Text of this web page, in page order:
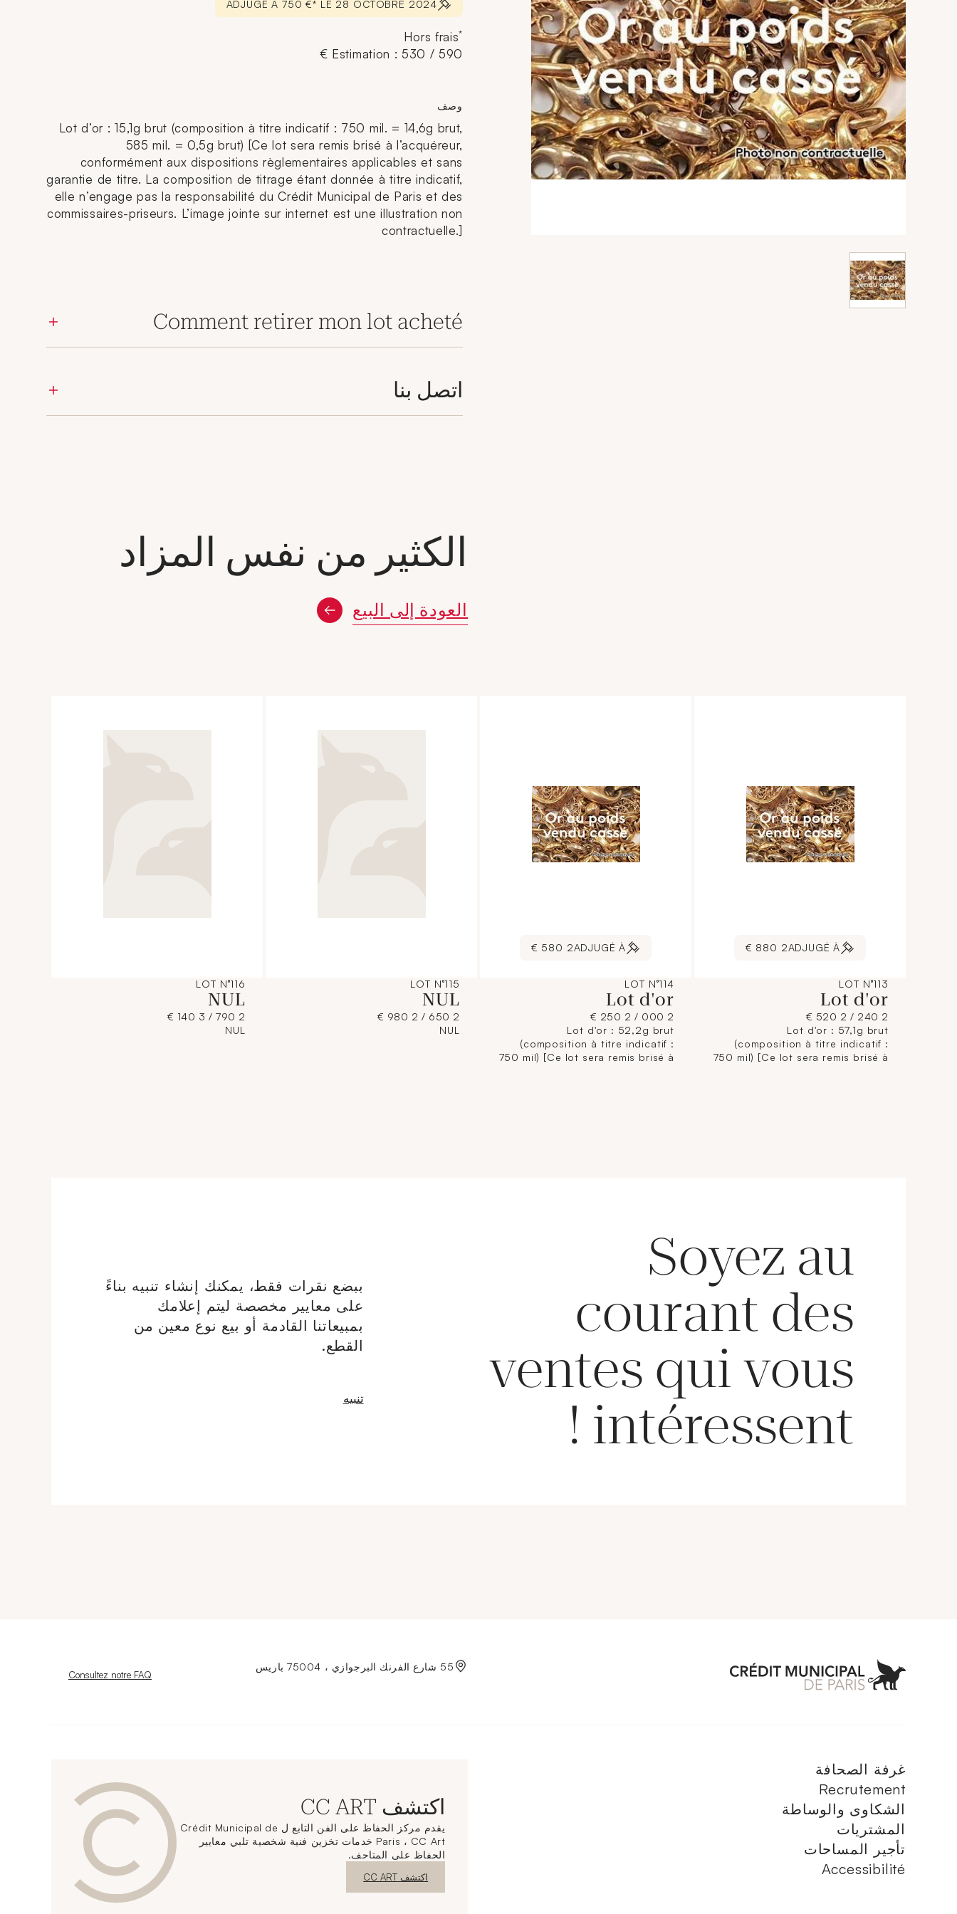
ADJUGÉ À 750 €* LE 28 OCTOBRE 2024
*
Hors frais
Estimation : 530 / 590 €
وصف
Lot d’or : 15,1g brut (composition à titre indicatif : 750 mil. = 14,6g brut,
585 mil. = 0,5g brut) [Ce lot sera remis brisé à l’acquéreur,
conformément aux dispositions règlementaires applicables et sans
garantie de titre. La composition de titrage étant donnée à titre indicatif,
elle n’engage pas la responsabilité du Crédit Municipal de Paris et des
commissaires-priseurs. L’image jointe sur internet est une illustration non
contractuelle.]
Comment retirer mon lot acheté
اتصل بنا
الكثير من نفس المزاد
العودة إلى البيع
ADJUGÉ À
2 880 €
LOT N°113
Lot d'or
2 240 / 2 520 €
Lot d'or : 57,1g brut
(composition à titre indicatif :
750 mil) [Ce lot sera remis brisé à
ADJUGÉ À
2 580 €
LOT N°114
Lot d'or
2 000 / 2 250 €
Lot d'or : 52,2g brut
(composition à titre indicatif :
750 mil) [Ce lot sera remis brisé à
LOT N°115
NUL
2 650 / 2 980 €
NUL
LOT N°116
NUL
2 790 / 3 140 €
NUL
Soyez au
courant des
ventes qui vous
intéressent !
ببضع نقرات فقط، يمكنك إنشاء تنبيه بناءً
على معايير مخصصة ليتم إعلامك
بمبيعاتنا القادمة أو بيع نوع معين من
القطع.
نافذة جديدةإنشاء
تنبيه
Aller à l'accueil de Crédit Municipal de Paris 55 شارع الفرنك البرجوازي ، 75004 باريس
Nouvelle fenêtre
Consultez notre FAQ
غرفة الصحافة
Recrutement
الشكاوى والوساطة
المشتريات
تأجير المساحات
Accessibilité
اكتشف CC ART
يقدم مركز الحفاظ على الفن التابع ل Crédit Municipal de
Paris ، CC Art خدمات تخزين فنية شخصية تلبي معايير
الحفاظ على المتاحف.
نافذة جديدة
اكتشف CC ART